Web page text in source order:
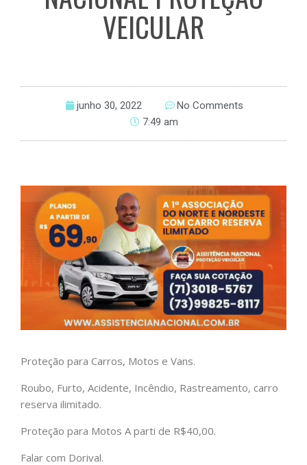
VEICULAR
junho 30, 2022
No Comments
7:49 am
Proteção para Carros, Motos e Vans.
Roubo, Furto, Acidente, Incêndio, Rastreamento, carro
reserva ilimitado.
Proteção para Motos A parti de R$40,00.
Falar com Dorival.